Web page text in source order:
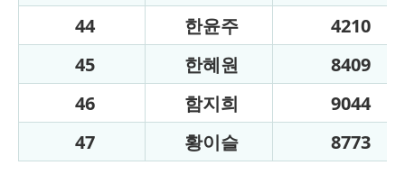
44
한윤주
4210
45
한혜원
8409
46
함지희
9044
47
황이슬 8773